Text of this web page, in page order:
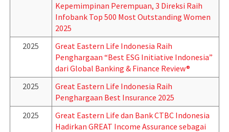
Kepemimpinan Perempuan, 3 Direksi Raih
Infobank Top 500 Most Outstanding Women
2025
2025
Great Eastern Life Indonesia Raih
Penghargaan “Best ESG Initiative Indonesia”
dari Global Banking & Finance Review®
2025
Great Eastern Life Indonesia Raih
Penghargaan Best Insurance 2025
2025
Great Eastern Life dan Bank CTBC Indonesia
Hadirkan GREAT Income Assurance sebagai